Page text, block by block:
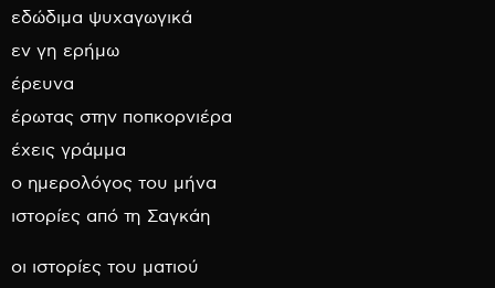
εδώδιμα ψυχαγωγικά
εν γη ερήμω
έρευνα
έρωτας στην ποπκορνιέρα
έχεις γράμμα
ο ημερολόγος του μήνα
ιστορίες από τη Σαγκάη
οι ιστορίες του ματιού